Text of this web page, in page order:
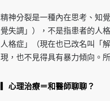
精神分裂是一種內在思考、知
覺失調」），不是指患者的人
人格症」（現在也已改名叫「
現，也不見得具有暴力傾向。
▎心理治療＝和醫師聊聊？